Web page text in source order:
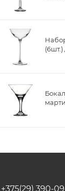
+375(29) 390-